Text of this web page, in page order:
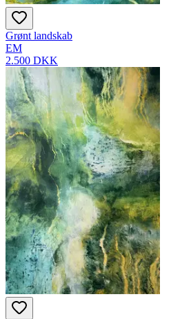
Grønt landskab
EM
2.500 DKK